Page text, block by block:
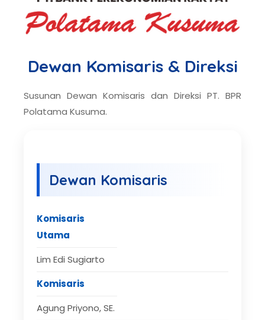
Dewan Komisaris & Direksi
Susunan Dewan Komisaris dan Direksi PT. BPR
Polatama Kusuma.
Dewan Komisaris
Komisaris
Utama
Lim Edi Sugiarto
Komisaris
Agung Priyono, SE.